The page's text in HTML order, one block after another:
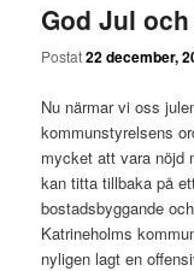
God Jul
Postat22 december,
Nu närmar vi oss
kommunstyrelsens
mycket att vara nöjd
kan titta tillbaka på
bostadsbyggande
Katrineholms
nyligen lagt en